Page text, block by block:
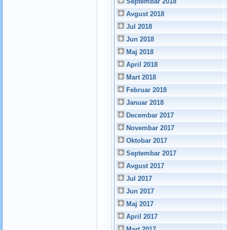
Avgust 2018
Jul 2018
Jun 2018
Maj 2018
April 2018
Mart 2018
Februar 2018
Januar 2018
Decembar 2017
Novembar 2017
Oktobar 2017
Septembar 2017
Avgust 2017
Jul 2017
Jun 2017
Maj 2017
April 2017